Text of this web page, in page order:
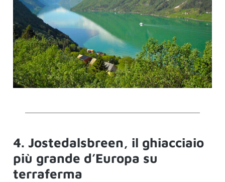
4. Jostedalsbreen, il ghiacciaio
più grande d’Europa su
terraferma